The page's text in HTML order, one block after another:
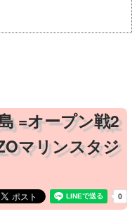
=オープン戦2
マリンスタジ